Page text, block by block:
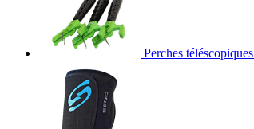
Perches téléscopiques